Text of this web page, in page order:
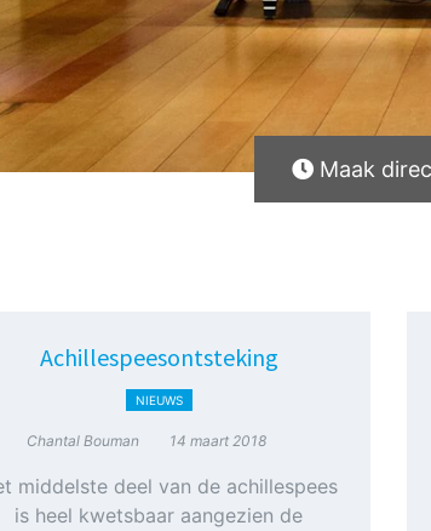
Maak
Achillespeesontsteking
NIEUWS
Chantal Bouman 14 maart 2018
middelste deel van de achillespees
is heel kwetsbaar aangezien de